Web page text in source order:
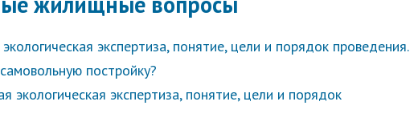
экспертиза, понятие, цели и порядок проведения.
постройку?
экологическая экспертиза, понятие, цели и порядок